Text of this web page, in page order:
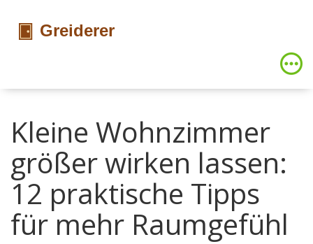
Kleine Wohnzimmer
größer wirken lassen:
12 praktische Tipps
für mehr Raumgefühl